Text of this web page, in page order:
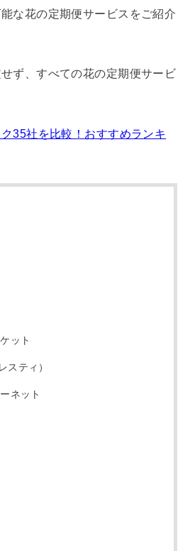
な花の定期便サービスをご紹介
ず、すべての花の定期便サービ
35社を比較！おすすめランキ
ット
スティ）
ネット